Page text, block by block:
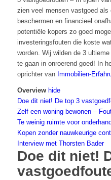
zien veel mensen vastgoed als
beschermen en financieel
potentiële kopers zo goed
investeringsfouten die koste
worden. Wij wilden de 3
te gaan in onroerend goed! In
oprichter van Immobilien-
Overview hide
Doe dit niet! De top 3
Zelf een woning bewonen –
Te weinig ruimte voor
Kopen zonder nauwkeurige
Interview met Thorsten Bader
Doe dit niet!